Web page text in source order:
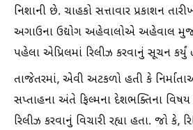
નિશાની છે. ચાહકો સત્તાવાર પ્રકાશન
અગાઉના ઉદ્યોગ અહેવાલોએ અહેવાલ
પહેલા એપ્રિલમાં રિલીઝ કરવાનું સૂચન કર્યું
તાજેતરમાં, એવી અટકળો હતી કે
સપ્તાહના અંતે ફિલ્મના દેશભક્તિના
રિલીઝ કરવાનું વિચારી રહ્યા હતા. જો કે,